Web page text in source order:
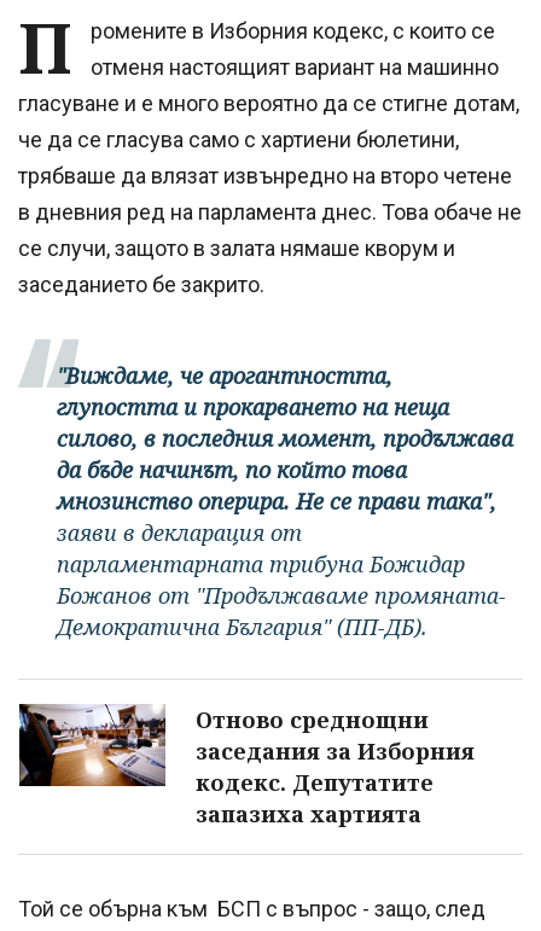
П
ромените в Изборния кодекс, с които се
отменя настоящият вариант на машинно
гласуване и е много вероятно да се стигне дотам,
че да се гласува само с хартиени бюлетини,
трябваше да влязат извънредно на второ четене
в дневния ред на парламента днес. Това обаче не
се случи, защото в залата нямаше кворум и
заседанието бе закрито.
"Виждаме, че арогантността,
глупостта и прокарването на неща
силово, в последния момент, продължава
да бъде начинът, по който това
мнозинство оперира. Не се прави така",
заяви в декларация от
парламентарната трибуна Божидар
Божанов от "Продължаваме промяната-
Демократична България" (ПП-ДБ).
Отново среднощни
заседания за Изборния
кодекс. Депутатите
запазиха хартията
Той се обърна към БСП с въпрос - защо, след